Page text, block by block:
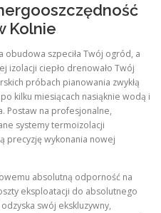
Kolnie
obudowa szpeciła Twój ogród, a
izolacji ciepło drenowało Twój
próbach pianowania zwykłą
kilku miesiącach nasiąknie wodą i
Postaw na profesjonalne,
systemy termoizolacji
precyzję wykonania nowej
absolutną odporność na
eksploatacji do absolutnego
swój ekskluzywny,